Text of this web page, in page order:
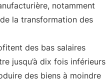
notamment
la transformation des
des bas salaires
jusqu’à dix fois inférieurs
des biens à moindre